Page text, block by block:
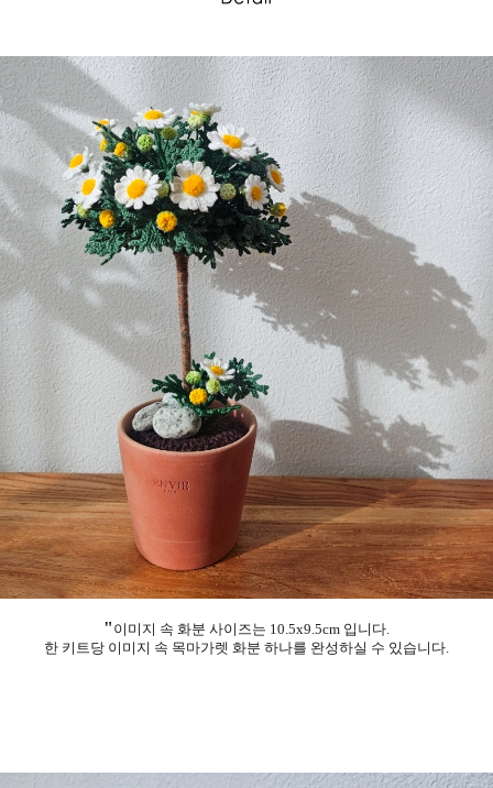
" 이미지 속 화분 사이즈는 10.5x9.5cm 입니다.
한 키트당 이미지 속 목마가렛 화분 하나를 완성하실 수 있습니다.